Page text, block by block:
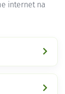
internet na